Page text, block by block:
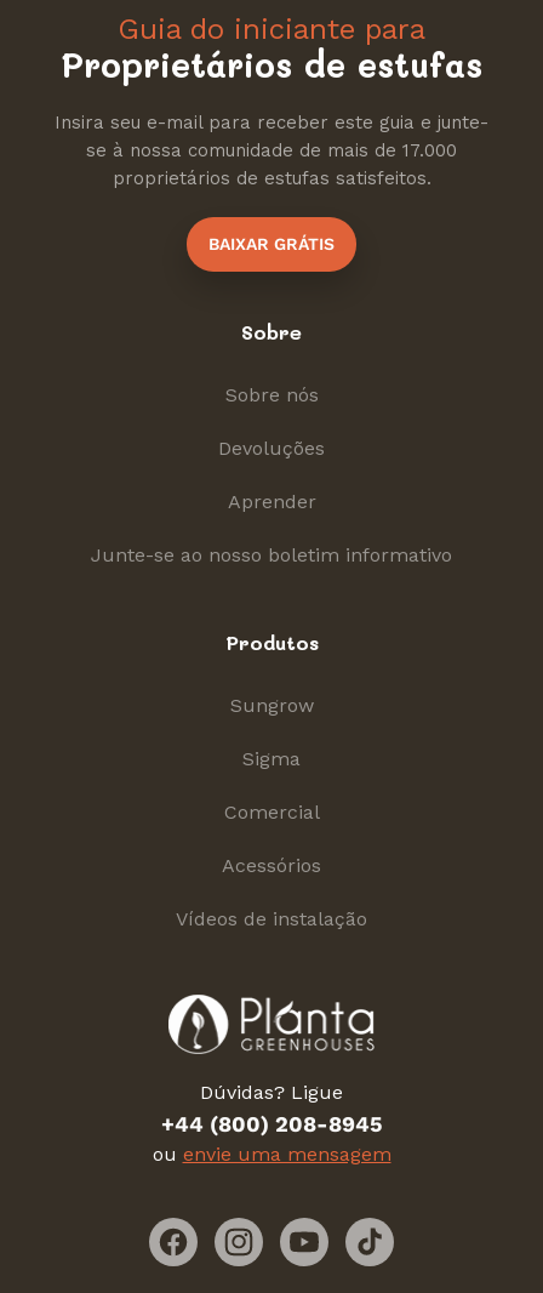
Guia do iniciante para
Proprietários de estufas
Insira seu e-mail para receber este guia e junte-
se à nossa comunidade de mais de 17.000
proprietários de estufas satisfeitos.
BAIXAR GRÁTIS
Sobre
Sobre nós
Devoluções
Aprender
Junte-se ao nosso boletim informativo
Produtos
Sungrow
Sigma
Comercial
Acessórios
Vídeos de instalação
Dúvidas? Ligue
+44 (800) 208-8945
ou envie uma mensagem
FacebookInstagramYouTubeTikTok